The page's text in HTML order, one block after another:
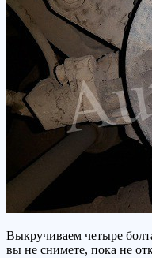
Выкручиваем четыре
вы не снимете, пока не